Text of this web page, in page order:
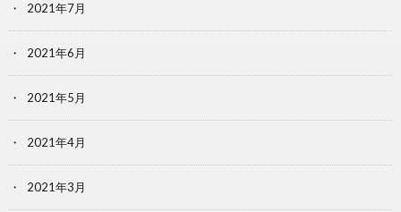
2021年7月
2021年6月
2021年5月
2021年4月
2021年3月